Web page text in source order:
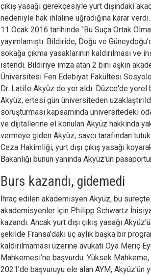
çıkış yasağı gerekçesiyle yurt dışındaki
nedeniyle hak ihlaline uğradığına karar
11 Ocak 2016 tarihinde "Bu Suça Ortak
yayımlamıştı. Bildiride, Doğu ve
sokağa çıkma yasaklarının kaldırılması
istendi. Bildiriye imza atan 2 bini aşkın
Üniversitesi Fen Edebiyat Fakültesi
Dr. Latife Akyüz de yer aldı. Düzce'de
Akyüz, ertesi gün üniversiteden
soruşturması kapsamında üniversitedeki
ve dijitallerine el konulan Akyüz hakkında
vermeye giden Akyüz, savcı tarafından
Ceza Hakimliği, yurt dışı çıkış yasağı
Bakanlığı bunun yanında Akyüz'ün
Burs kazandı, gidemedi
İhraç edilen akademisyen Akyüz, bu
akademisyenler için Philipp Schwartz
kazandı. Ancak yurt dışı çıkış yasağı
şekilde Fransa’daki üç aylık başka bir
kaldırılmaması üzerine avukatı Oya Meriç
Mahkemesi’ne başvurdu. Yüksek
2021’de başvuruyu ele alan AYM, Akyüz'ün